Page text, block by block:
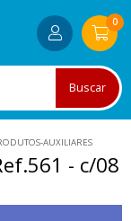
Buscar
0
AUXILIARES
- c/08